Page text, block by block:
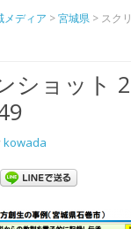
メディア >宮城県 > スク
ショット
kowada